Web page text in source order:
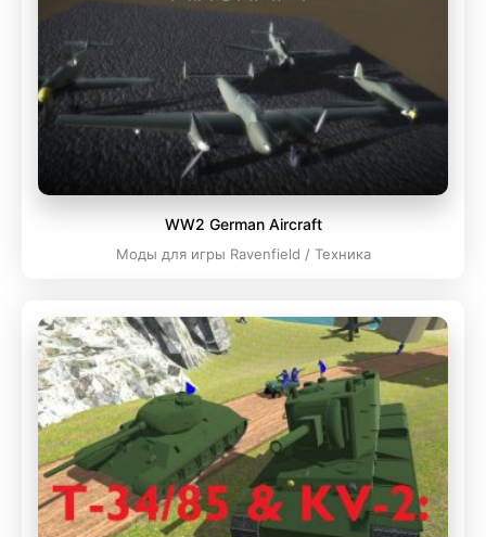
WW2 German Aircraft
Моды для игры Ravenfield / Техника